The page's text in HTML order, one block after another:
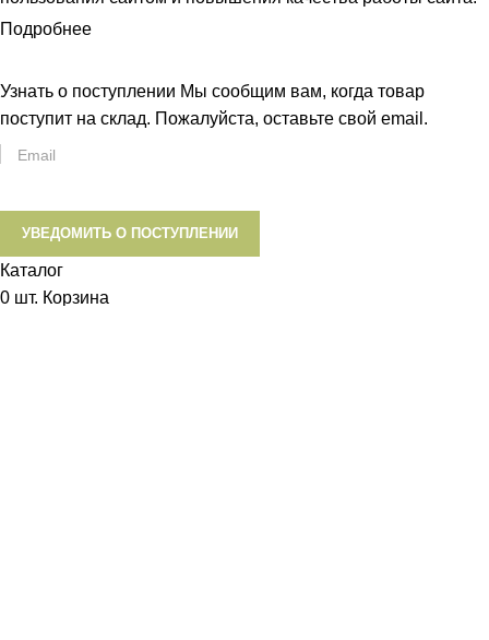
Подробнее
Узнать о поступлении Мы сообщим вам, когда товар
поступит на склад. Пожалуйста, оставьте свой email.
УВЕДОМИТЬ О ПОСТУПЛЕНИИ
Каталог
0 шт. Корзина